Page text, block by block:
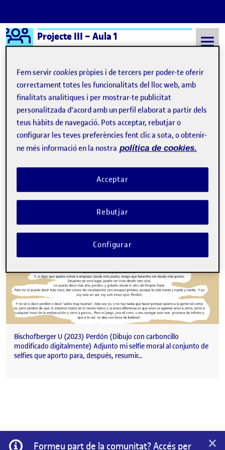
Saltar al contingut
Logo Ágora
Projecte III – Aula 1
Semestre 20241 - Aula 1 Bischofberger U (2023) Perdón
Bischofberger U (2023)
Perdón
¡DATE IMPORTANCIA, imbécil!
Úrsula Bischofberger Valdes
Bischofberger U (2023) Perdón (Dibujo con carboncillo
modificado digitalmente) Adjunto mi selfie moral al conjunto de
selfies que aporto para, después, resumir…
Informació
Formeu part de la comunitat? Accés per ×
Fem servircookies pròpies i de tercers per poder-te oferir
correctament totes les funcionalitats del lloc web, amb
finalitats analítiques i per mostrar-te publicitat
personalitzada d'acord amb un perfil elaborat a partir dels
teus hàbits de navegació. Pots acceptar, rebutjar o
configurar les teves preferències fent clic a sota, o obtenir-
ne més informació en la nostra política de cookies.
Rebutjar
Acceptar
Configurar